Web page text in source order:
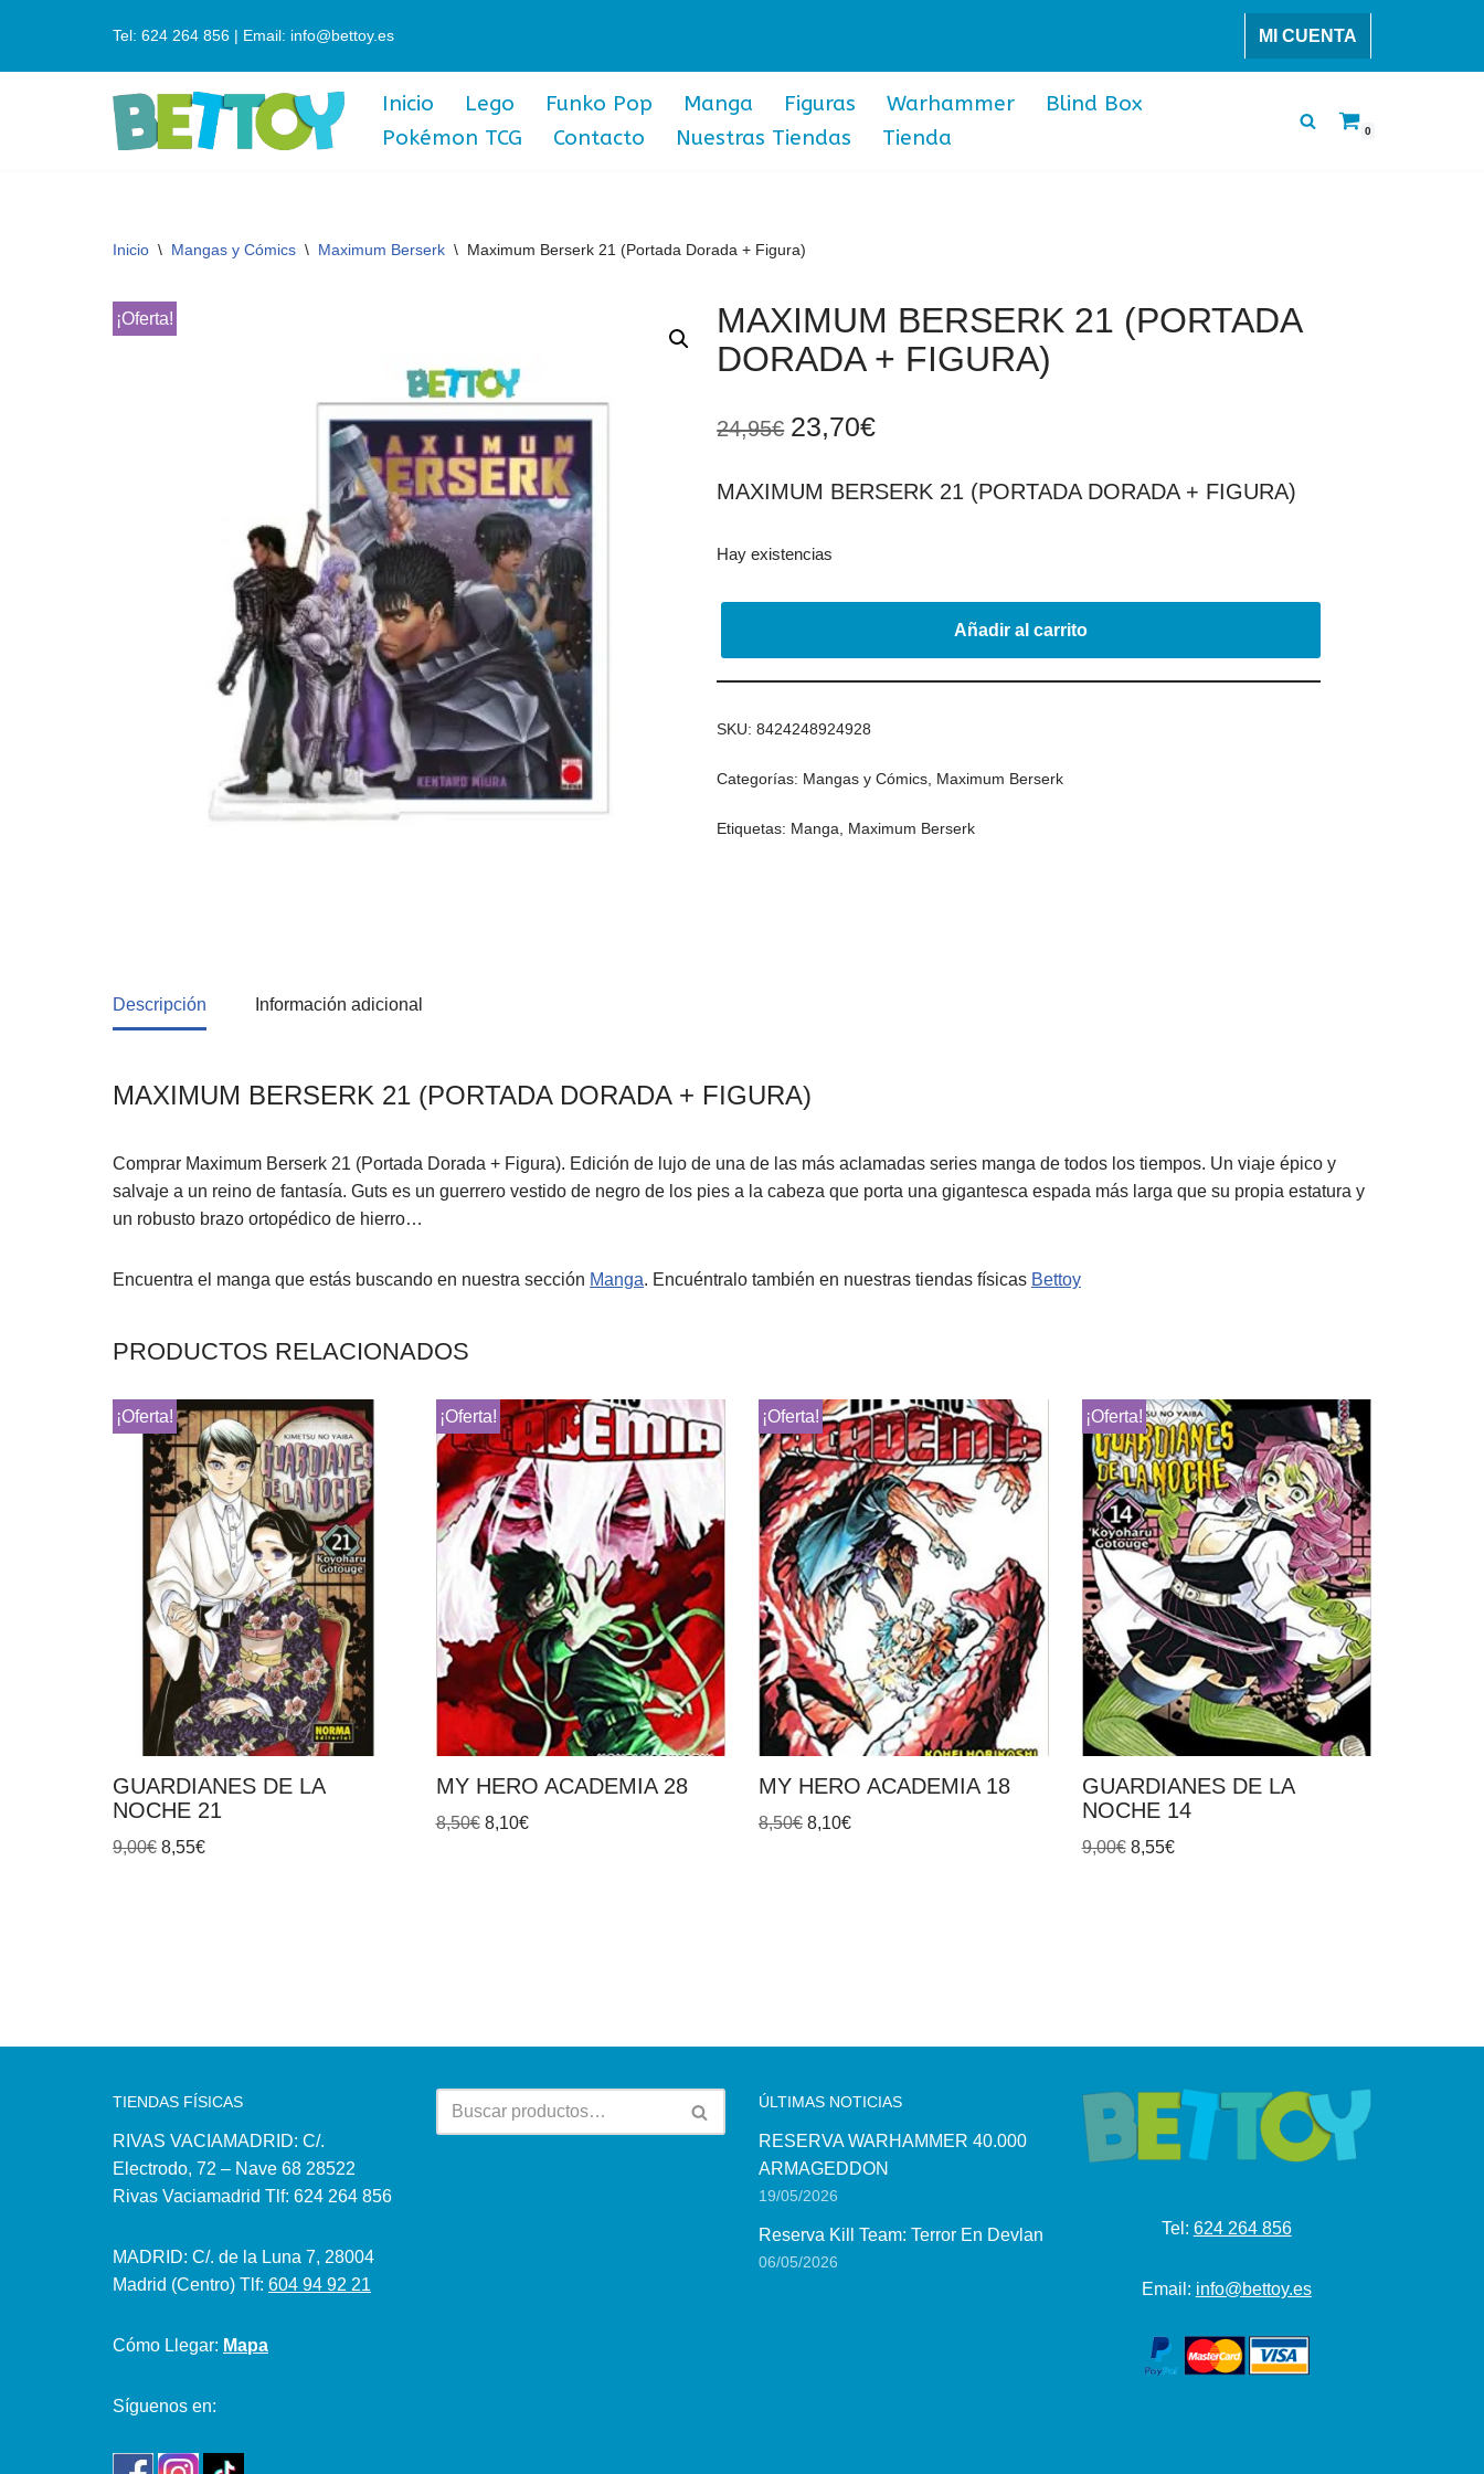
Tel: 624 264 856 | Email: info@bettoy.es MI CUENTA
Inicio Lego Funko Pop Manga Figuras Warhammer
Blind Box
Pokémon TCG
Contacto Nuestras Tiendas Tienda 0
Inicio \ Mangas y Cómics \ Maximum Berserk \ Maximum Berserk 21 (Portada Dorada + Figura)
¡Oferta!
MAXIMUM BERSERK 21 (PORTADA
DORADA + FIGURA)
24,95€ 23,70€
MAXIMUM BERSERK 21 (PORTADA DORADA + FIGURA)
Hay existencias
Añadir al carrito
SKU:8424248924928
Categorías: Mangas y Cómics Maximum Berserk
Etiquetas: Manga Maximum Berserk
Descripción Información adicional
MAXIMUM BERSERK 21 (PORTADA DORADA + FIGURA)
Comprar Maximum Berserk 21 (Portada Dorada + Figura). Edición de lujo de una de las más aclamadas series manga de todos los tiempos. Un viaje épico y
salvaje a un reino de fantasía. Guts es un guerrero vestido de negro de los pies a la cabeza que porta una gigantesca espada más larga que su propia estatura y
un robusto brazo ortopédico de hierro…
Encuentra el manga que estás buscando en nuestra sección Manga. Encuéntralo también en nuestras tiendas físicas Bettoy
PRODUCTOS RELACIONADOS
¡Oferta!
GUARDIANES DE LA
NOCHE 21
9,00€ 8,55€
¡Oferta!
MY HERO ACADEMIA 28
8,50€ 8,10€
¡Oferta!
MY HERO ACADEMIA 18
8,50€ 8,10€
¡Oferta!
GUARDIANES DE LA
NOCHE 14
9,00€ 8,55€
TIENDAS FÍSICAS
RIVAS VACIAMADRID: C/.
Electrodo, 72 – Nave 68 28522
Rivas Vaciamadrid Tlf: 624 264 856
MADRID: C/. de la Luna 7, 28004
Madrid (Centro) Tlf: 604 94 92 21
Cómo Llegar: Mapa
Síguenos en:
ÚLTIMAS NOTICIAS
RESERVA WARHAMMER 40.000
ARMAGEDDON
19/05/2026
Reserva Kill Team: Terror En Devlan
06/05/2026
Tel: 624 264 856
Email: info@bettoy.es